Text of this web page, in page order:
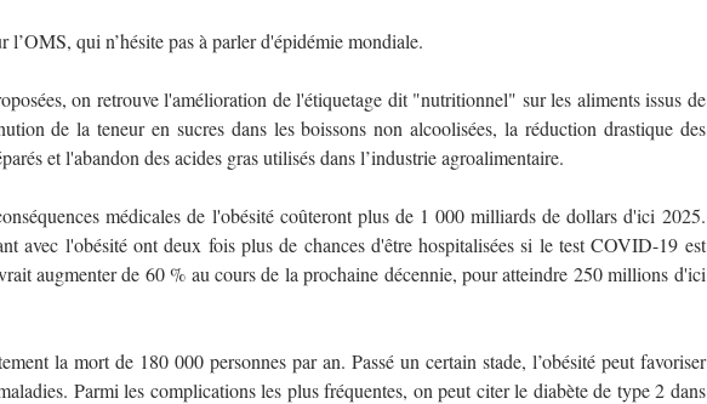
qui n’hésite pas à parler d'épidémie mondiale.
on retrouve l'amélioration de l'étiquetage dit "nutritionnel" sur les aliments issus de
de la teneur en sucres dans les boissons non alcoolisées, la réduction drastique des
et l'abandon des acides gras utilisés dans l’industrie agroalimentaire.
médicales de l'obésité coûteront plus de 1 000 milliards de dollars d'ici 2025.
avec l'obésité ont deux fois plus de chances d'être hospitalisées si le test COVID-19 est
augmenter de 60 % au cours de la prochaine décennie, pour atteindre 250 millions d'ici
la mort de 180 000 personnes par an. Passé un certain stade, l’obésité peut favoriser
Parmi les complications les plus fréquentes, on peut citer le diabète de type 2 dans